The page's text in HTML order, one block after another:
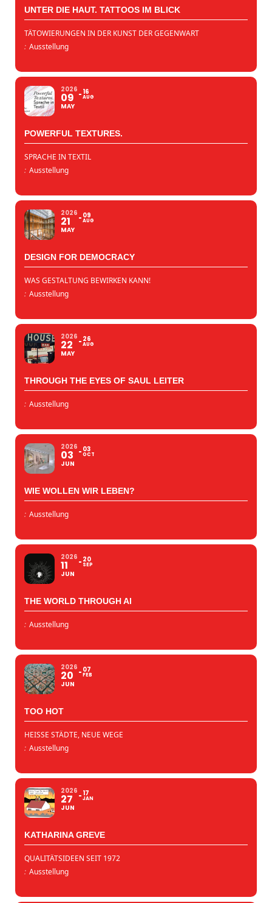
UNTER DIE HAUT. TATTOOS IM BLICK
TÄTOWIERUNGEN IN DER KUNST DER GEGENWART
: Ausstellung
2026
09
MAY
16
AUG
POWERFUL TEXTURES.
SPRACHE IN TEXTIL
: Ausstellung
2026
21
MAY
09
AUG
DESIGN FOR DEMOCRACY
WAS GESTALTUNG BEWIRKEN KANN!
: Ausstellung
2026
22
MAY
26
AUG
THROUGH THE EYES OF SAUL LEITER
: Ausstellung
2026
03
JUN
03
OCT
WIE WOLLEN WIR LEBEN?
: Ausstellung
2026
11
JUN
20
SEP
THE WORLD THROUGH AI
: Ausstellung
2026
20
JUN
07
FEB
TOO HOT
HEISSE STÄDTE, NEUE WEGE
: Ausstellung
2026
27
JUN
17
JAN
KATHARINA GREVE
QUALITÄTSIDEEN SEIT 1972
: Ausstellung